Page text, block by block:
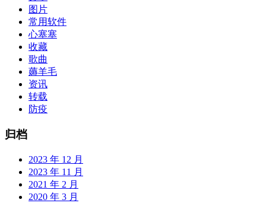
图片
常用软件
心塞塞
收藏
歌曲
薅羊毛
资讯
转载
防疫
归档
2023 年 12 月
2023 年 11 月
2021 年 2 月
2020 年 3 月